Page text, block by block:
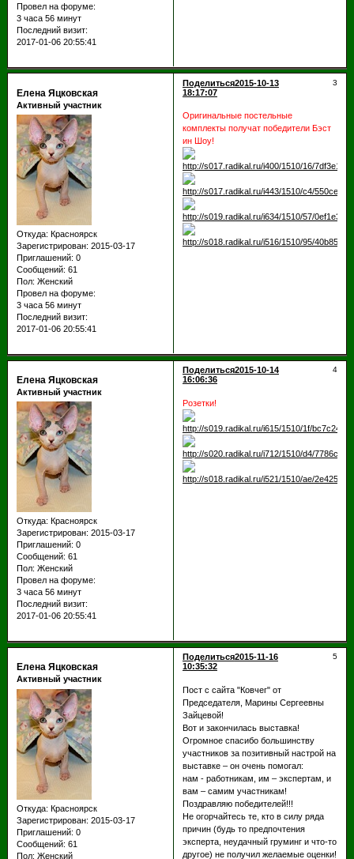
Провел на форуме:
3 часа 56 минут
Последний визит:
2017-01-06 20:55:41
Поделиться 3
2015-10-13
18:17:07
Елена Яцковская
Активный участник
Откуда: Красноярск
Зарегистрирован: 2015-03-17
Приглашений: 0
Сообщений: 61
Пол: Женский
Провел на форуме:
3 часа 56 минут
Последний визит:
2017-01-06 20:55:41
Оригинальные постельные
комплекты получат победители Бэст
ин Шоу!
Поделиться 4
2015-10-14
16:06:36
Елена Яцковская
Активный участник
Откуда: Красноярск
Зарегистрирован: 2015-03-17
Приглашений: 0
Сообщений: 61
Пол: Женский
Провел на форуме:
3 часа 56 минут
Последний визит:
2017-01-06 20:55:41
Розетки!
Поделиться 5
2015-11-16
10:35:32
Елена Яцковская
Активный участник
Откуда: Красноярск
Зарегистрирован: 2015-03-17
Приглашений: 0
Сообщений: 61
Пол: Женский
Пост с сайта "Ковчег" от
Председателя, Марины Сергеевны
Зайцевой!
Вот и закончилась выставка!
Огромное спасибо большинству
участников за позитивный настрой на
выставке – он очень помогал:
нам - работникам, им – экспертам, и
вам – самим участникам!
Поздравляю победителей!!!
Не огорчайтесь те, кто в силу ряда
причин (будь то предпочтения
эксперта, неудачный груминг и что-то
другое) не получил желаемые оценки!